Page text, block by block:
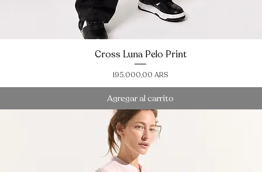
Vista rápida
Cross Luna Pelo Print
Precio
195.000,00 ARS
Agregar al carrito